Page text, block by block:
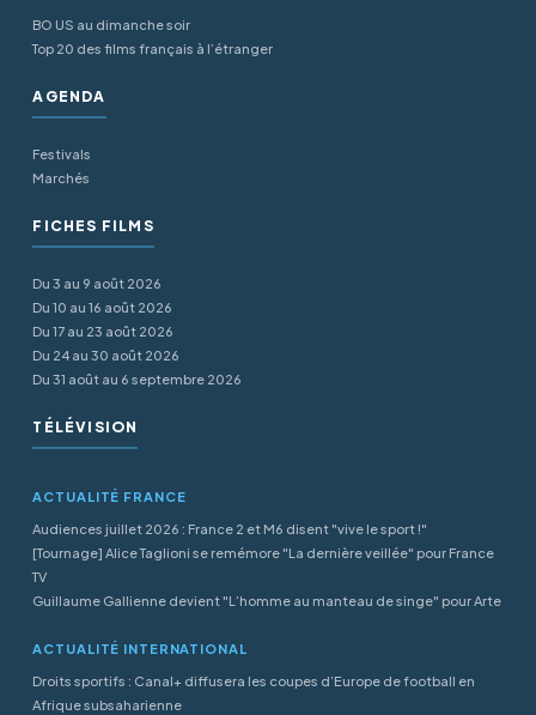
BO US au dimanche soir
Top 20 des films français à l’étranger
AGENDA
Festivals
Marchés
FICHES FILMS
Du 3 au 9 août 2026
Du 10 au 16 août 2026
Du 17 au 23 août 2026
Du 24 au 30 août 2026
Du 31 août au 6 septembre 2026
TÉLÉVISION
ACTUALITÉ FRANCE
Audiences juillet 2026 : France 2 et M6 disent "vive le sport !"
[Tournage] Alice Taglioni se remémore "La dernière veillée" pour France
TV
Guillaume Gallienne devient "L’homme au manteau de singe" pour Arte
ACTUALITÉ INTERNATIONAL
Droits sportifs : Canal+ diffusera les coupes d’Europe de football en
Afrique subsaharienne